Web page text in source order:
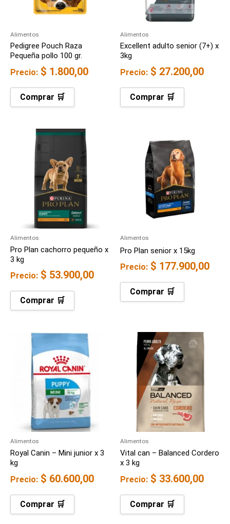
Alimentos
Pedigree Pouch Raza
Pequeña pollo 100 gr.
Precio: $ 1.800,00
Comprar 🛒
Alimentos
Excellent adulto senior (7+) x
3kg
Precio: $ 27.200,00
Comprar 🛒
Alimentos
Pro Plan cachorro pequeño x
3 kg
Precio: $ 53.900,00
Comprar 🛒
Alimentos
Pro Plan senior x 15kg
Precio: $ 177.900,00
Comprar 🛒
Alimentos
Royal Canin – Mini junior x 3
kg
Precio: $ 60.600,00
Comprar 🛒
Alimentos
Vital can – Balanced Cordero
x 3 kg
Precio: $ 33.600,00
Comprar 🛒